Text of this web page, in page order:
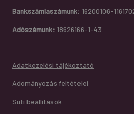
Bankszámlaszámunk: 16200106-
Adószámunk: 18626166-1-43
Adatkezelési tájékoztató
Adományozás feltételei
Süti beállítások